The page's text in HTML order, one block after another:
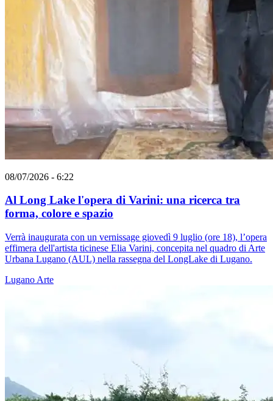
08/07/2026 - 6:22
Al Long Lake l'opera di Varini: una ricerca tra
forma, colore e spazio
Verrà inaugurata con un vernissage giovedì 9 luglio (ore 18), l’opera
effimera dell'artista ticinese Elia Varini, concepita nel quadro di Arte
Urbana Lugano (AUL) nella rassegna del LongLake di Lugano.
Lugano Arte